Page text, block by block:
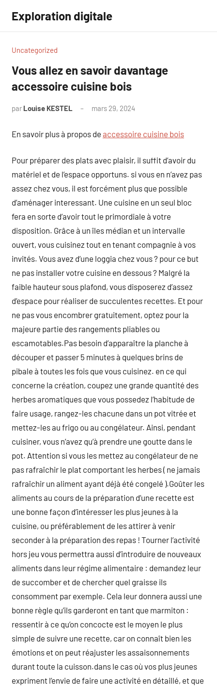
contenu
Exploration digitale
Uncategorized
Vous allez en savoir davantage
accessoire cuisine bois
par Louise KESTEL mars 29, 2024
En savoir plus à propos de accessoire cuisine bois
Pour préparer des plats avec plaisir, il suffit d’avoir du
matériel et de l’espace opportuns. si vous en n’avez pas
assez chez vous, il est forcément plus que possible
d’aménager interessant. Une cuisine en un seul bloc
fera en sorte d’avoir tout le primordiale à votre
disposition. Grâce à un îles médian et un intervalle
ouvert, vous cuisinez tout en tenant compagnie à vos
invités. Vous avez d’une loggia chez vous ? pour ce but
ne pas installer votre cuisine en dessous ? Malgré la
faible hauteur sous plafond, vous disposerez d’assez
d’espace pour réaliser de succulentes recettes. Et pour
ne pas vous encombrer gratuitement, optez pour la
majeure partie des rangements pliables ou
escamotables.Pas besoin d’apparaître la planche à
découper et passer 5 minutes à quelques brins de
pibale à toutes les fois que vous cuisinez. en ce qui
concerne la création, coupez une grande quantité des
herbes aromatiques que vous possedez l’habitude de
faire usage, rangez-les chacune dans un pot vitrée et
mettez-les au frigo ou au congélateur. Ainsi, pendant
cuisiner, vous n’avez qu’à prendre une goutte dans le
pot. Attention si vous les mettez au congélateur de ne
pas rafraîchir le plat comportant les herbes ( ne jamais
rafraîchir un aliment ayant déjà été congelé ).Goûter les
aliments au cours de la préparation d’une recette est
une bonne façon d’intéresser les plus jeunes à la
cuisine, ou préférablement de les attirer à venir
seconder à la préparation des repas ! Tourner l’activité
hors jeu vous permettra aussi d’introduire de nouveaux
aliments dans leur régime alimentaire : demandez leur
de succomber et de chercher quel graisse ils
consomment par exemple. Cela leur donnera aussi une
bonne règle qu’ils garderont en tant que marmiton :
ressentir à ce qu’on concocte est le moyen le plus
simple de suivre une recette, car on connaît bien les
émotions et on peut réajuster les assaisonnements
durant toute la cuisson.dans le cas où vos plus jeunes
expriment l’envie de faire une activité en détaillé, et que